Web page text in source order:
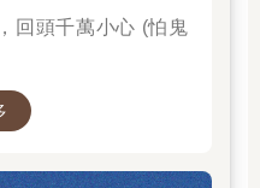
回頭千萬小心 (怕鬼